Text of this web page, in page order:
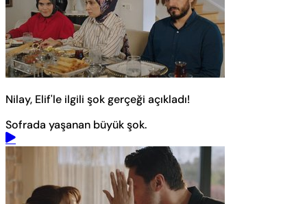
Nilay, Elif'le ilgili şok gerçeği açıkladı!
Sofrada yaşanan büyük şok.